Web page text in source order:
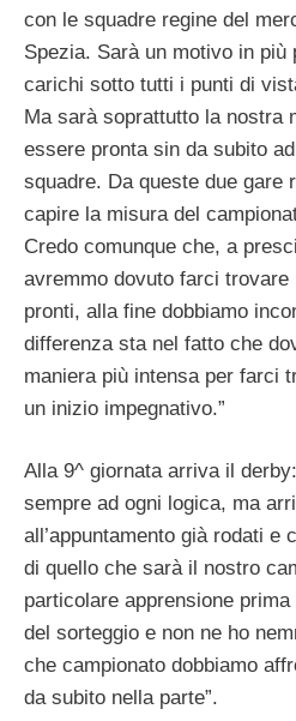
con le squadre regine del
Spezia. Sarà un motivo in
carichi sotto tutti i punti di
Ma sarà soprattutto la nostra
essere pronta sin da subito
squadre. Da queste due gare
capire la misura del
Credo comunque che, a
avremmo dovuto farci trovare
pronti, alla fine dobbiamo
differenza sta nel fatto che
maniera più intensa per farci
un inizio impegnativo.”
Alla 9^ giornata arriva il
sempre ad ogni logica, ma
all’appuntamento già rodati e
di quello che sarà il nostro
particolare apprensione prima
del sorteggio e non ne ho
che campionato dobbiamo
da subito nella parte”.